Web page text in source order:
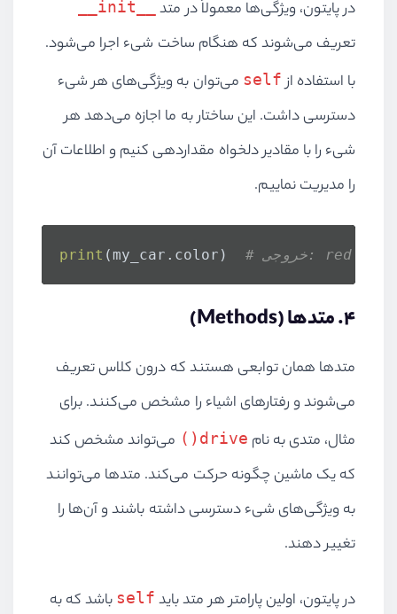
در پایتون، ویژگی‌ها معمولاً در متد
تعریف می‌شوند که هنگام ساخت شیء اجرا می‌شود.
با استفاده ازself می‌توان به ویژگی‌های هر شیء
دسترسی داشت. این ساختار به ما اجازه می‌دهد هر
شیء را با مقادیر دلخواه مقداردهی کنیم و اطلاعات آن
را مدیریت نماییم.
print (my_car.color) # خروجی: red
۴. متدها (Methods)
متدها همان توابعی هستند که درون کلاس تعریف
می‌شوند و رفتارهای اشیاء را مشخص می‌کنند. برای
مثال، متدی به نام drive()
می‌تواند مشخص کند
که یک ماشین چگونه حرکت می‌کند. متدها می‌توانند
به ویژگی‌های شیء دسترسی داشته باشند و آن‌ها را
تغییر دهند.
در پایتون، اولین پارامتر هر متد باید self باشد که به